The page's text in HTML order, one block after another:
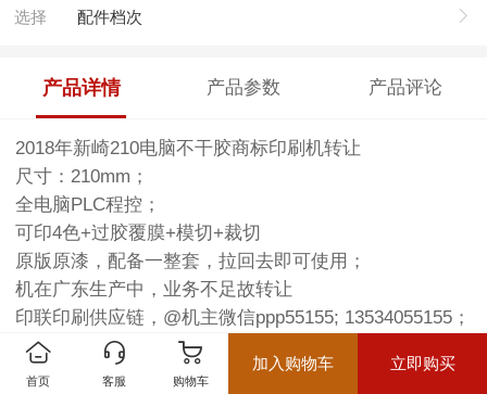
选择 配件档次
产品详情 产品参数 产品评论
2018年新崎210电脑不干胶商标印刷机转让
尺寸：210mm；
全电脑PLC程控；
可印4色+过胶覆膜+模切+裁切
原版原漆，配备一整套，拉回去即可使用；
机在广东生产中，业务不足故转让
印联印刷供应链，@机主微信ppp55155; 13534055155；
首页 客服 购物车
加入购物车 立即购买